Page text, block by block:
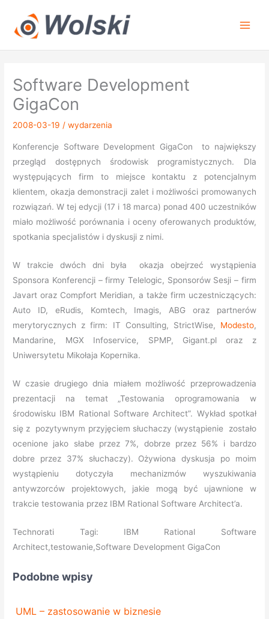
treści
Software Development
GigaCon
2008-03-19/wydarzenia
Konferencje Software Development GigaCon to największy
przegląd dostępnych środowisk programistycznych. Dla
występujących firm to miejsce kontaktu z potencjalnym
klientem, okazja demonstracji zalet i możliwości promowanych
rozwiązań. W tej edycji (17 i 18 marca) ponad 400 uczestników
miało możliwość porównania i oceny oferowanych produktów,
spotkania specjalistów i dyskusji z nimi.
W trakcie dwóch dni była okazja obejrzeć wystąpienia
Sponsora Konferencji – firmy Telelogic, Sponsorów Sesji – firm
Javart oraz Compfort Meridian, a także firm uczestniczących:
Auto ID, eRudis, Komtech, Imagis, ABG oraz partnerów
merytorycznych z firm: IT Consulting, StrictWise, Modesto,
Mandarine, MGX Infoservice, SPMP, Gigant.pl oraz z
Uniwersytetu Mikołaja Kopernika.
W czasie drugiego dnia miałem możliwość przeprowadzenia
prezentacji na temat „Testowania oprogramowania w
środowisku IBM Rational Software Architect”. Wykład spotkał
się z pozytywnym przyjęciem słuchaczy (wystąpienie zostało
ocenione jako słabe przez 7%, dobrze przez 56% i bardzo
dobre przez 37% słuchaczy). Ożywiona dyskusja po moim
wystąpieniu dotyczyła mechanizmów wyszukiwania
antywzorców projektowych, jakie mogą być ujawnione w
trakcie testowania przez IBM Rational Software Architect’a.
Technorati Tagi: IBM Rational Software
Architect,testowanie,Software Development GigaCon
Podobne wpisy
UML – zastosowanie w biznesie